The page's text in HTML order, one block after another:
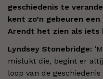
geschiedenis te
kent zo’n gebeuren
Arendt het zien als iets
Lyndsey Stonebridge:
mislukt die, begint er
loop van de